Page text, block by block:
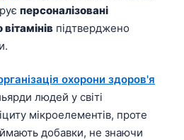
персоналізовані
підтверджено
охорони здоров'я
людей у світі
мікроелементів, проте
добавки, не знаючи